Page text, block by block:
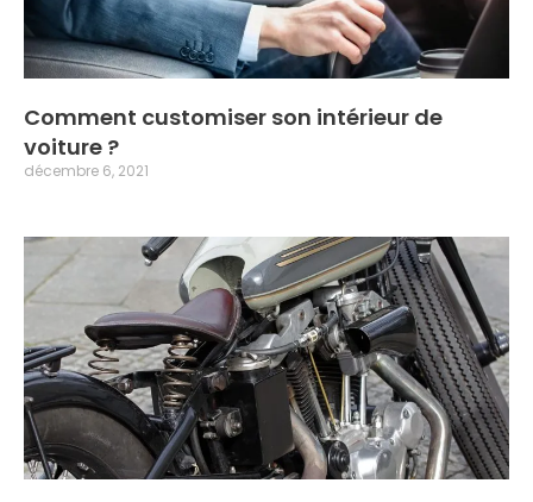
Comment customiser son intérieur de
voiture ?
décembre 6, 2021